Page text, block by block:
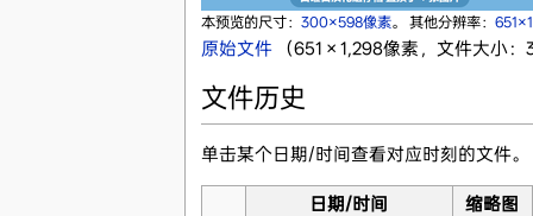
本预览的尺寸： 300×598像素。 其他分辨率：
原始文件‎ （651 × 1,298像素，文件大小
文件历史
单击某个日期/时间查看对应时刻的文件。
日期/时间
缩略图